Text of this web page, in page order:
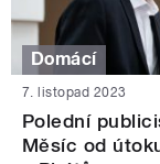
Domácí
7. listopad 2023
Polední
Měsíc od